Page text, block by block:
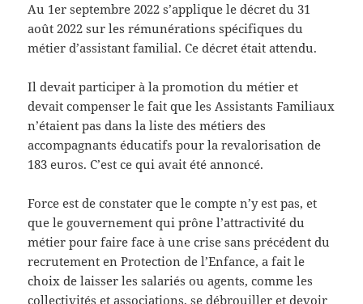
Au 1er septembre 2022 s’applique le décret du 31
août 2022 sur les rémunérations spécifiques du
métier d’assistant familial. Ce décret était attendu.
Il devait participer à la promotion du métier et
devait compenser le fait que les Assistants Familiaux
n’étaient pas dans la liste des métiers des
accompagnants éducatifs pour la revalorisation de
183 euros. C’est ce qui avait été annoncé.
Force est de constater que le compte n’y est pas, et
que le gouvernement qui prône l’attractivité du
métier pour faire face à une crise sans précédent du
recrutement en Protection de l’Enfance, a fait le
choix de laisser les salariés ou agents, comme les
collectivités et associations, se débrouiller et devoir